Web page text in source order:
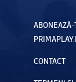
ABONEAZĂ-
CONTACT